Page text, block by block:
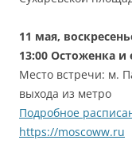
11 мая,
13:00 Остоженка и
Место встречи: м.
выхода из метро
Подробное
https://moscoww.ru